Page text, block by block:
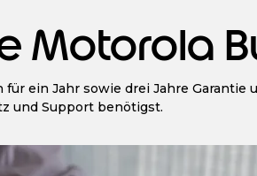
Motorola
ein Jahr sowie drei Jahre Garantie
und Support benötigst.